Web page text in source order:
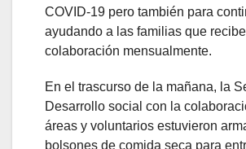
COVID-19 pero también para
ayudando a las familias que
colaboración mensualmente.
En el trascurso de la mañana, la
Desarrollo social con la
áreas y voluntarios estuvieron
bolsones de comida seca para